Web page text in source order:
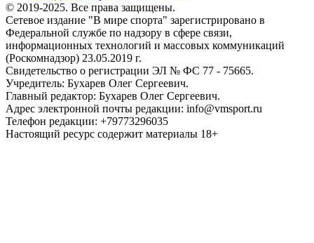
© 2019-2025. Все права защищены.
Сетевое издание "В мире спорта" зарегистрировано в
Федеральной службе по надзору в сфере связи,
информационных технологий и массовых коммуникаций
(Роскомнадзор) 23.05.2019 г.
Свидетельство о регистрации ЭЛ № ФС 77 - 75665.
Учредитель: Бухарев Олег Сергеевич.
Главный редактор: Бухарев Олег Сергеевич.
Адрес электронной почты редакции: info@vmsport.ru
Телефон редакции: +79773296035
Настоящий ресурс содержит материалы 18+